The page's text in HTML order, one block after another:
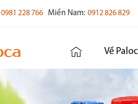
0981 228 766 Miền Nam: 0912 826 829
Về